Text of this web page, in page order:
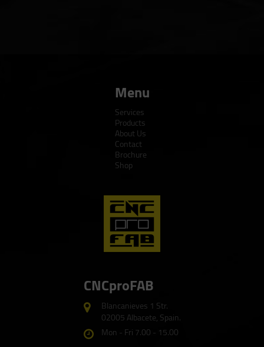
Menu
Services
Products
About Us
Contact
Brochure
Shop
CNCproFAB
Blancanieves 1 Str.
02005 Albacete, Spain.
Mon - Fri 7.00 - 15.00